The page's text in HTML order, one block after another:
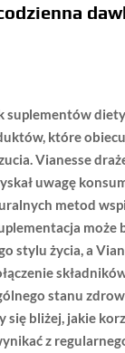
suplementów
które
Vianesse
uwagę
metod
może
stylu życia, a
stanu
się bliżej, jakie
z